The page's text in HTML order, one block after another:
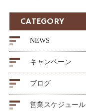
CATEGORY
NEWS
キャンペーン
ブログ
営業スケジュール